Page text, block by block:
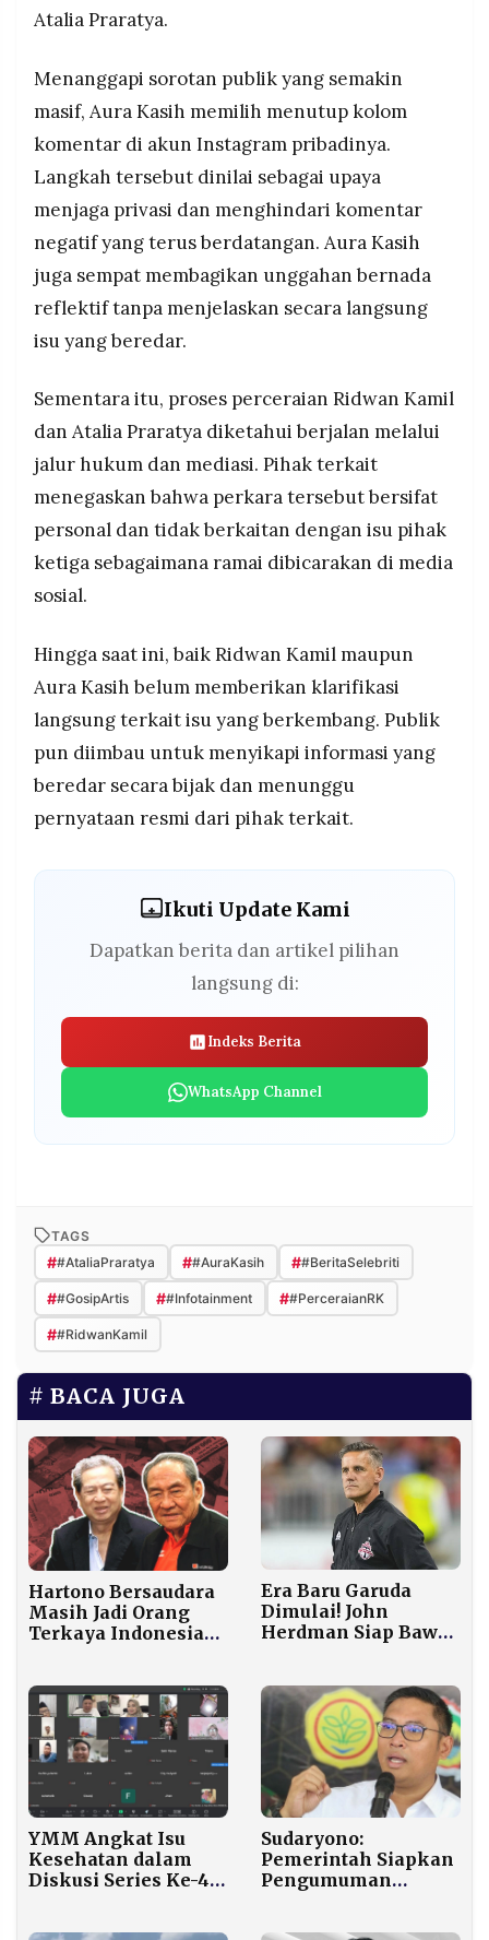
Atalia Praratya.
Menanggapi sorotan publik yang semakin
masif, Aura Kasih memilih menutup kolom
komentar di akun Instagram pribadinya.
Langkah tersebut dinilai sebagai upaya
menjaga privasi dan menghindari komentar
negatif yang terus berdatangan. Aura Kasih
juga sempat membagikan unggahan bernada
reflektif tanpa menjelaskan secara langsung
isu yang beredar.
Sementara itu, proses perceraian Ridwan Kamil
dan Atalia Praratya diketahui berjalan melalui
jalur hukum dan mediasi. Pihak terkait
menegaskan bahwa perkara tersebut bersifat
personal dan tidak berkaitan dengan isu pihak
ketiga sebagaimana ramai dibicarakan di media
sosial.
Hingga saat ini, baik Ridwan Kamil maupun
Aura Kasih belum memberikan klarifikasi
langsung terkait isu yang berkembang. Publik
pun diimbau untuk menyikapi informasi yang
beredar secara bijak dan menunggu
pernyataan resmi dari pihak terkait.
Ikuti Update Kami
Dapatkan berita dan artikel pilihan
langsung di:
Indeks Berita
WhatsApp Channel
TAGS
##AtaliaPraratya ##AuraKasih ##BeritaSelebriti
##GosipArtis ##Infotainment ##PerceraianRK
##RidwanKamil
BACA JUGA
Hartono Bersaudara
Masih Jadi Orang
Terkaya Indonesia
Triliun
Era Baru Garuda
Dimulai! John
Herdman Siap Bawa
Seperti Kanada
YMM Angkat Isu
Kesehatan dalam
Diskusi Series Ke-4,
Sudaryono:
Pemerintah Siapkan
Pengumuman